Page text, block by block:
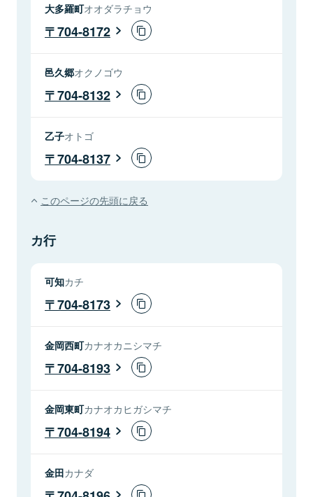
大多羅町オオダラチョウ
704-8172
邑久郷オクノゴウ
704-8132
乙子オトゴ
704-8137
このページの先頭に戻る
カ行
可知カチ
704-8173
金岡西町カナオカニシマチ
704-8193
金岡東町カナオカヒガシマチ
704-8194
金田カナダ